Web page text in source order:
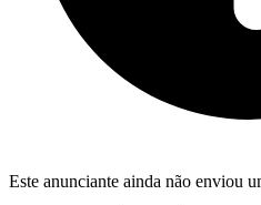
Este anunciante ainda não enviou